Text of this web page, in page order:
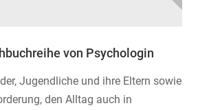
von Psychologin
Jugendliche und ihre Eltern sowie
den Alltag auch in